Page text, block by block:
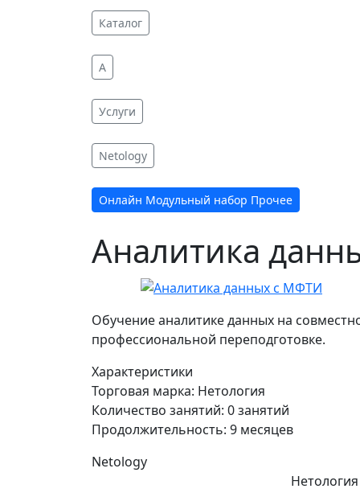
Каталог
A
Услуги
Netology
Онлайн Модульный набор Прочее
Аналитика
Обучение аналитике данных на
профессиональной переподготовке.
Характеристики
Торговая марка: Нетология
Количество занятий: 0 занятий
Продолжительность: 9 месяцев
Netology